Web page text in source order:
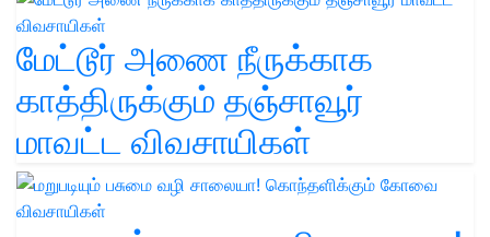
மேட்டூர் அணை நீருக்காக
காத்திருக்கும் தஞ்சாவூர்
மாவட்ட விவசாயிகள்